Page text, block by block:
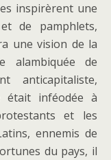
inspirèrent une
de pamphlets,
une vision de la
alambiquée de
anticapitaliste,
était inféodée à
et les
ennemis de
du pays, il